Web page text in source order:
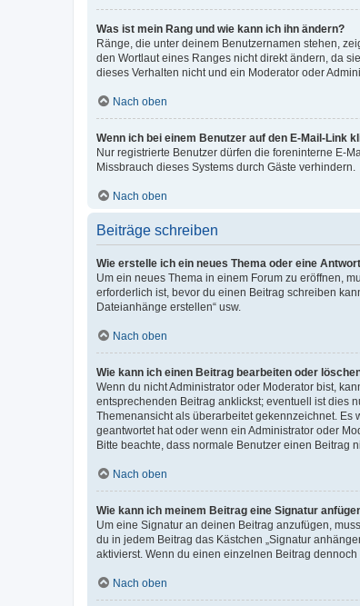
Was ist mein Rang und wie kann ich ihn ändern?
Ränge, die unter deinem Benutzernamen stehen,
den Wortlaut eines Ranges nicht direkt ändern, da
dieses Verhalten nicht und ein Moderator oder
Nach oben
Wenn ich bei einem Benutzer auf den E-Mail-Link
Nur registrierte Benutzer dürfen die foreninterne E-
Missbrauch dieses Systems durch Gäste verhindern.
Nach oben
Beiträge schreiben
Wie erstelle ich ein neues Thema oder eine
Um ein neues Thema in einem Forum zu eröffnen,
erforderlich ist, bevor du einen Beitrag schreiben
Dateianhänge erstellen“ usw.
Nach oben
Wie kann ich einen Beitrag bearbeiten oder
Wenn du nicht Administrator oder Moderator bist,
entsprechenden Beitrag anklickst; eventuell ist dies
Themenansicht als überarbeitet gekennzeichnet.
geantwortet hat oder wenn ein Administrator oder
Bitte beachte, dass normale Benutzer einen Beitrag
Nach oben
Wie kann ich meinem Beitrag eine Signatur
Um eine Signatur an deinen Beitrag anzufügen,
du in jedem Beitrag das Kästchen „Signatur
aktivierst. Wenn du einen einzelnen Beitrag
Nach oben